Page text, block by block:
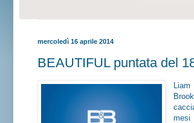
mercoledì 16 aprile 2014
BEAUTIFUL puntata del
mesi